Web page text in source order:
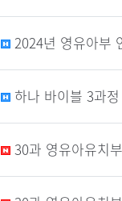
2024년 영유아부
하나 바이블 3과
30과 영유아유치